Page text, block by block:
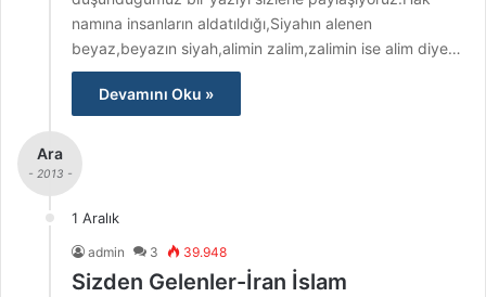
namına insanların aldatıldığı,Siyahın alenen
beyaz,beyazın siyah,alimin zalim,zalimin ise alim diye…
Devamını Oku »
Ara
- 2013 -
1 Aralık
admin 3 39.948
Sizden Gelenler-İran İslam